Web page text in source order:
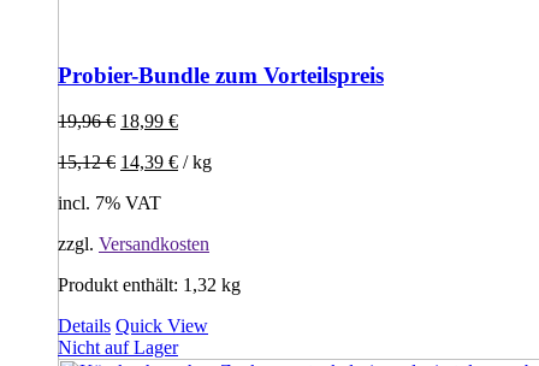
Probier-Bundle zum Vorteilspreis
19,96€ 18,99 €
15,12€ 14,39 € /kg
incl. 7% VAT
zzgl. Versandkosten
Produkt enthält: 1,32 kg
Details Quick View
Nicht auf Lager